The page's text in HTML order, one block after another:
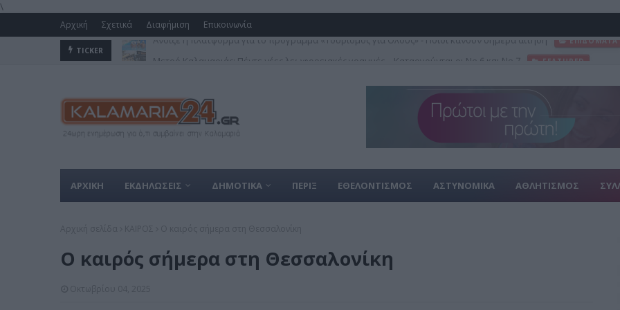
\
Αρχική Σχετικά Διαφήμιση Επικοινωνία
TICKER
ΑΡΧΙΚΗ ΕΚΔΗΛΩΣΕΙΣ ΔΗΜΟΤΙΚΑ ΠΕΡΙΞ ΕΘΕΛΟΝΤΙΣΜΟΣ ΑΣΤΥΝΟΜΙΚΑ ΑΘΛΗΤΙΣΜΟΣ
Ο καιρός σήμερα στη Θεσσαλονίκη